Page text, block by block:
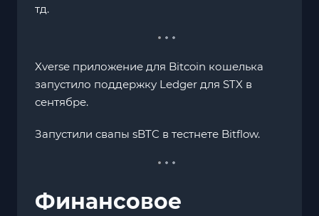
тд.
Xverse приложение для Bitcoin кошелька
запустило поддержку Ledger для STX в
сентябре.
Запустили свапы sBTC в тестнете Bitflow.
Финансовое